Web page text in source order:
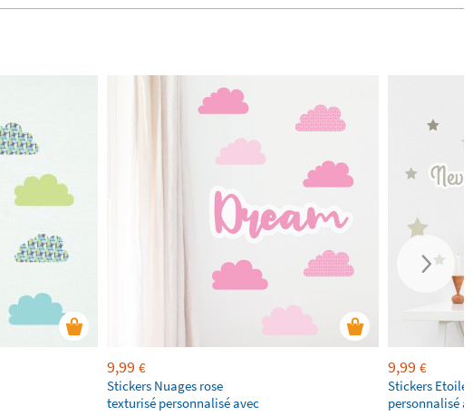
9,99 €
Stickers Nuages rose
texturisé personnalisé avec
9,99 €
Stickers
personnalisé